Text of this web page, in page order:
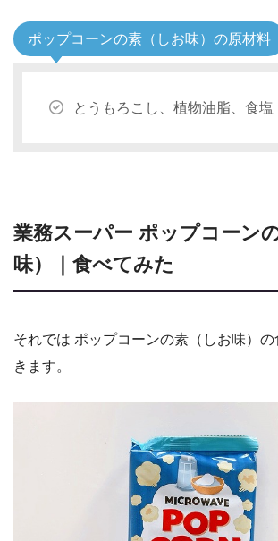
ポップコーンの素（しお味）の原材料
とうもろこし、植物油脂、食塩
業務スーパー ポップコーン
味）｜食べてみた
それでは ポップコーンの素（しお味）
きます。